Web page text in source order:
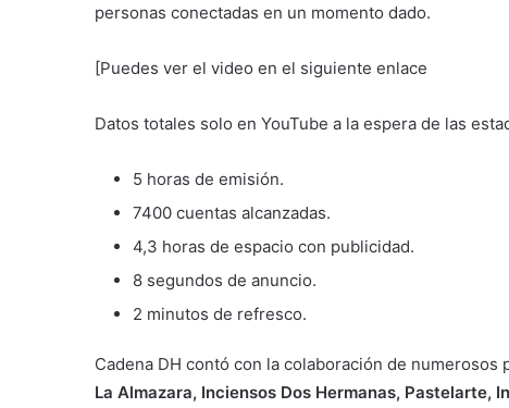
personas conectadas en un momento dado.
[Puedes ver el video en el siguiente enlace
Datos totales solo en YouTube a la espera de las
5 horas de emisión.
7400 cuentas alcanzadas.
4,3 horas de espacio con publicidad.
8 segundos de anuncio.
2 minutos de refresco.
Cadena DH contó con la colaboración de numerosos
La Almazara, Inciensos Dos Hermanas, Pastelarte,